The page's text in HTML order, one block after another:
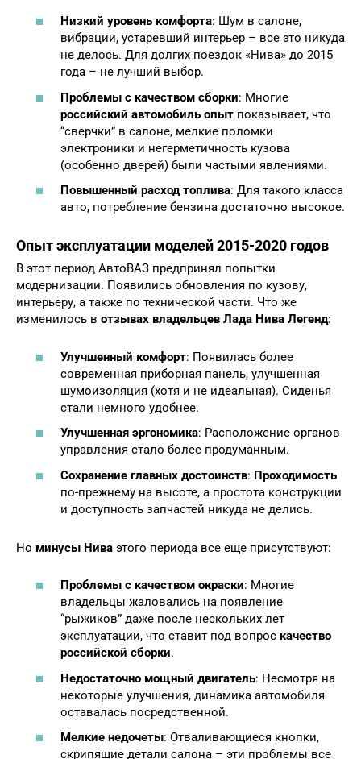
Низкий уровень комфорта: Шум в салоне,
вибрации, устаревший интерьер – все это никуда
не делось. Для долгих поездок «Нива» до 2015
года – не лучший выбор.
Проблемы с качеством сборки: Многие
российский автомобиль опыт показывает, что
“сверчки” в салоне, мелкие поломки
электроники и негерметичность кузова
(особенно дверей) были частыми явлениями.
Повышенный расход топлива: Для такого класса
авто, потребление бензина достаточно высокое.
Опыт эксплуатации моделей 2015-2020 годов
В этот период АвтоВАЗ предпринял попытки
модернизации. Появились обновления по кузову,
интерьеру, а также по технической части. Что же
изменилось в отзывах владельцев Лада Нива Легенд:
Улучшенный комфорт: Появилась более
современная приборная панель, улучшенная
шумоизоляция (хотя и не идеальная). Сиденья
стали немного удобнее.
Улучшенная эргономика: Расположение органов
управления стало более продуманным.
Сохранение главных достоинств: Проходимость
по-прежнему на высоте, а простота конструкции
и доступность запчастей никуда не делись.
Но минусы Нива этого периода все еще присутствуют:
Проблемы с качеством окраски: Многие
владельцы жаловались на появление
“рыжиков” даже после нескольких лет
эксплуатации, что ставит под вопрос качество
российской сборки.
Недостаточно мощный двигатель: Несмотря на
некоторые улучшения, динамика автомобиля
оставалась посредственной.
Мелкие недочеты: Отваливающиеся кнопки,
скрипящие детали салона – эти проблемы все